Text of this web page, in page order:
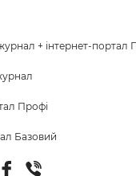
+ інтернет-портал
Профі
Базовий